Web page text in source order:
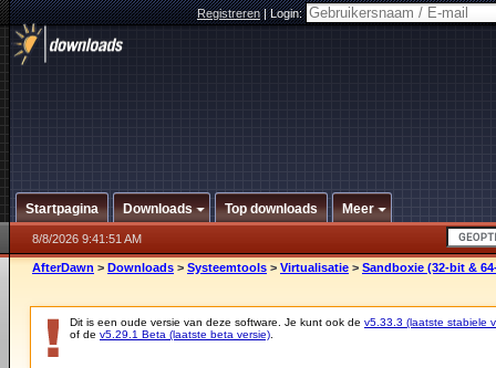
Registreren|Login:
Startpagina Downloads Top downloads Meer
8/8/2026 9:41:51 AM
AfterDawn > Downloads > Systeemtools > Virtualisatie > Sandboxie (32-bit &
Dit is een oude versie van deze software. Je kunt ook de v5.33.3 (laatste stabiele
of de v5.29.1 Beta (laatste beta versie)